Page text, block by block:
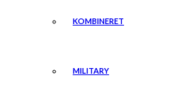
KOMBINERET
MILITARY